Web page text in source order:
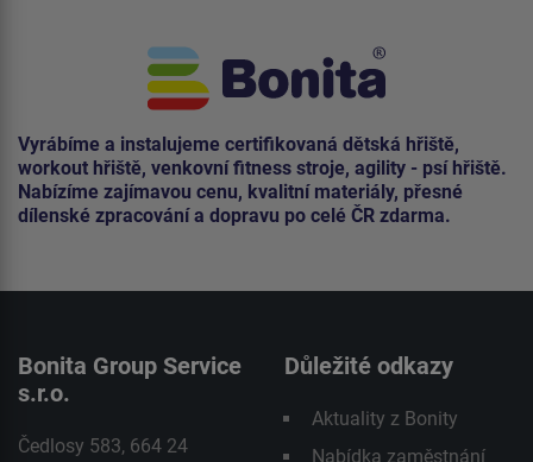
Vyrábíme a instalujeme certifikovaná dětská hřiště,
workout hřiště, venkovní fitness stroje, agility - psí hřiště.
Nabízíme zajímavou cenu, kvalitní materiály, přesné
dílenské zpracování a dopravu po celé ČR zdarma.
Bonita Group Service
s.r.o.
Čedlosy 583, 664 24
Důležité odkazy
Aktuality z Bonity
Nabídka zaměstnání